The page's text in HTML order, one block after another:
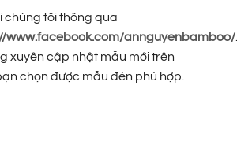
chúng tôi thông qua
www.facebook.com/annguyenbamboo/.
xuyên cập nhật mẫu mới trên
chọn được mẫu đèn phù hợp.